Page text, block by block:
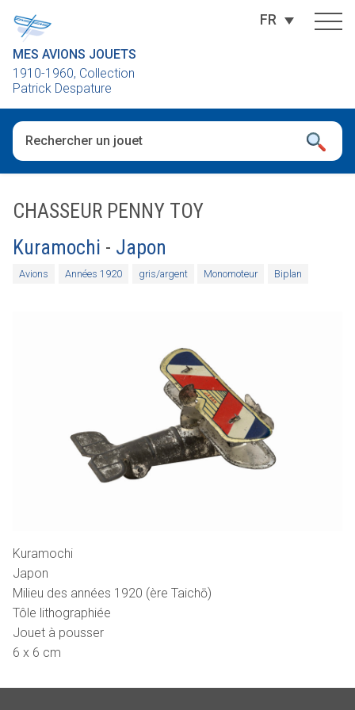
MES AVIONS JOUETS
1910-1960, Collection
Patrick Despature
FR
CHASSEUR PENNY TOY
Kuramochi - Japon
Avions Années 1920 gris/argent Monomoteur Biplan
Kuramochi
Japon
Milieu des années 1920 (ère Taichō)
Tôle lithographiée
Jouet à pousser
6 x 6 cm